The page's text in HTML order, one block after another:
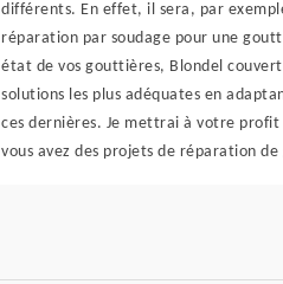
différents. En effet, il sera, par
réparation par soudage pour une
état de vos gouttières, Blondel
solutions les plus adéquates en
ces dernières. Je mettrai à votre profit
vous avez des projets de réparation